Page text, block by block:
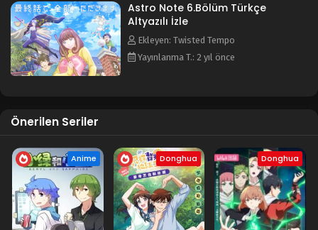
Astro Note 6.Bölüm Türkçe
Altyazılı İzle
Ekleyen: Twisted Tempo
Yayınlanma T.: 2 yıl önce
Önerilen Seriler
Anime Donghua Donghua